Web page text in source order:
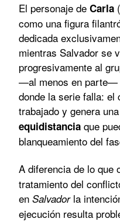
El personaje de Carla
como una figura
dedicada
mientras Salvador se
progresivamente al
—al menos en parte—
donde la serie falla: el
trabajado y genera una
equidistancia que
blanqueamiento del
A diferencia de lo que
tratamiento del
en Salvadorla
ejecución resulta